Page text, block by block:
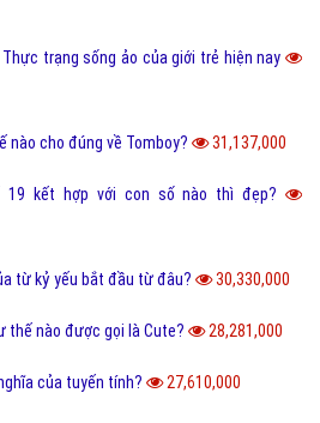
trạng sống ảo của giới trẻ hiện nay
nào cho đúng về Tomboy? 31,137,000
kết hợp với con số nào thì đẹp?
từ kỷ yếu bắt đầu từ đâu? 30,330,000
thế nào được gọi là Cute? 28,281,000
của tuyến tính? 27,610,000